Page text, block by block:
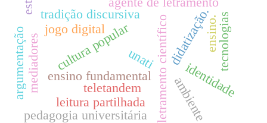
letramento científico
ensino fundamental
tradição discursiva didatização.
identidade
cultura popular
jogo digital tecnologias
unati
teletandem
mediadores
leitura partilhada ambiente
argumentação
pedagogia universitária
ensino.